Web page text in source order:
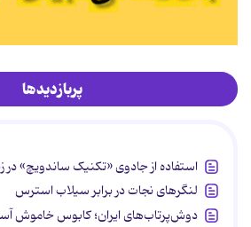
پربازدیدها
استفاده از جادوی «تکنیک ساندویچ»
لنگرهای نجات در برابر سیلاب استرس
دوش‌پرتاب‌های ایران؛ کابوس خاموش